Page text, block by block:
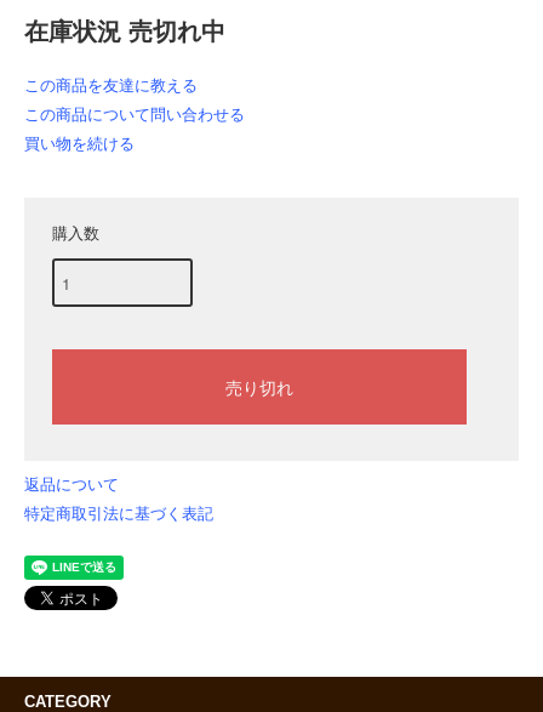
在庫状況 売切れ中
この商品を友達に教える
この商品について問い合わせる
買い物を続ける
購入数
返品について
特定商取引法に基づく表記
CATEGORY